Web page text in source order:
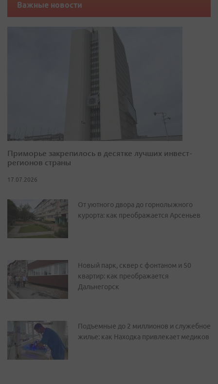
Важные новости
Приморье закрепилось в десятке лучших инвест-
регионов страны
17.07.2026
От уютного двора до горнолыжного
курорта: как преображается Арсеньев
Новый парк, сквер с фонтаном и 50
квартир: как преображается
Дальнегорск
Подъемные до 2 миллионов и служебное
жилье: как Находка привлекает медиков